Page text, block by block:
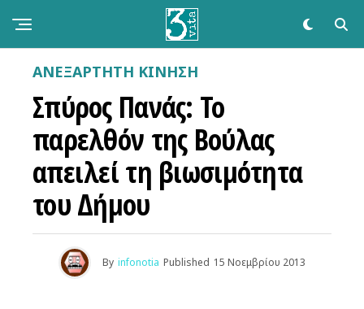
ΑΝΕΞΆΡΤΗΤΗ ΚΊΝΗΣΗ
Σπύρος Πανάς: Το
παρελθόν της Βούλας
απειλεί τη βιωσιμότητα
του Δήμου
By infonotia Published 15 Νοεμβρίου 2013